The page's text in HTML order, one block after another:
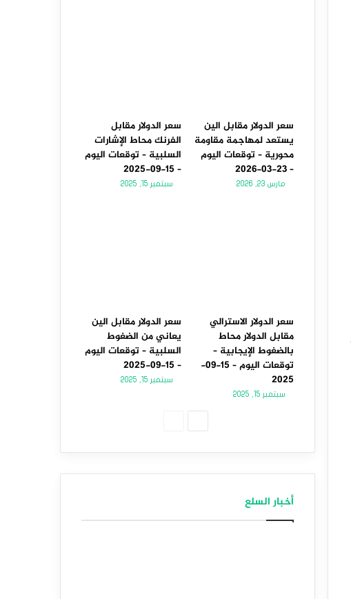
سعر الدولار مقابل الين
يستعد لمهاجمة مقاومة
محورية – توقعات اليوم
– 23-03-2026
مارس 23, 2026
سعر الدولار مقابل
الفرنك محاط الإشارات
السلبية – توقعات اليوم
– 15-09-2025
سبتمبر 15, 2025
سعر الدولار الاسترالي
مقابل الدولار محاط
بالضغوط الإيجابية –
توقعات اليوم – 15-09-
2025
سبتمبر 15, 2025
سعر الدولار مقابل الين
يعاني من الضغوط
السلبية – توقعات اليوم
– 15-09-2025
سبتمبر 15, 2025
أخبار السلع